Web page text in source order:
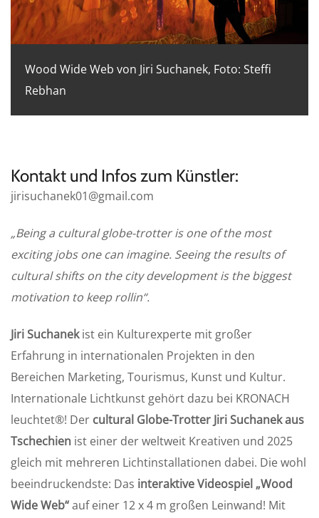
Wood Wide Web von Jiri Suchanek, Foto: Steffi
Rebhan
Kontakt und Infos zum Künstler:
jirisuchanek01@gmail.com
„Being a cultural globe-trotter is one of the most
exciting jobs one can imagine. Seeing the results of
cultural shifts on the city development is the biggest
motivation to keep rollin“.
Jiri Suchanekist ein Kulturexperte mit großer
Erfahrung in internationalen Projekten in den
Bereichen Marketing, Tourismus, Kunst und Kultur.
Internationale Lichtkunst gehört dazu bei KRONACH
leuchtet®! Der cultural Globe-Trotter Jiri Suchanek aus
Tschechien ist einer der weltweit Kreativen und 2025
gleich mit mehreren Lichtinstallationen dabei. Die wohl
beeindruckendste: Das interaktive Videospiel „Wood
Wide Web“auf einer 12 x 4 m großen Leinwand! Mit